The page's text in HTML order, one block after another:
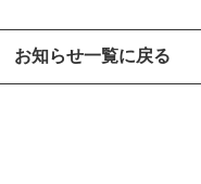
お知らせ一覧に戻る